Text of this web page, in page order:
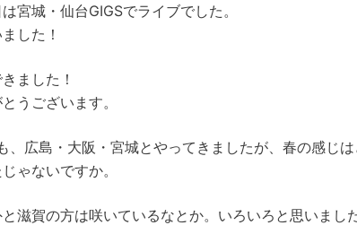
宮城・仙台GIGSでライブでした。
した！
ました！
うございます。
、広島・大阪・宮城とやってきましたが、春の感じは
ゃないですか。
滋賀の方は咲いているなとか。いろいろと思いました